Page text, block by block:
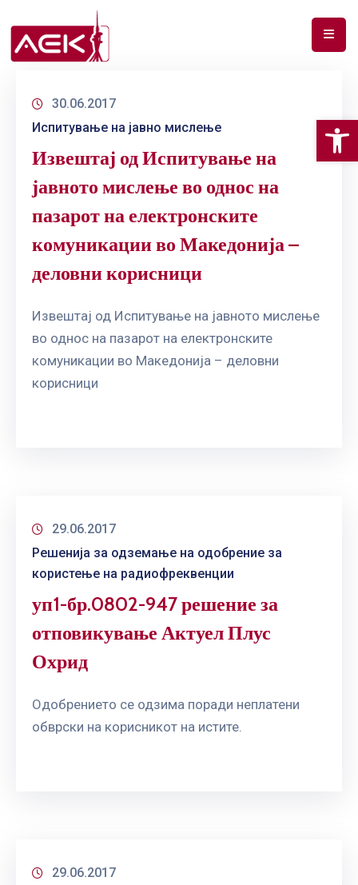
НАС
ДОКУМЕНТИ
СПЕКТАР
ТЕЛЕКОМУНИКАЦИИ
ГРИЖА
30.06.2017
Испитување на јавно мислење
Извештај од Испитување на
јавното мислење во однос на
пазарот на електронските
комуникации во Македонија –
деловни корисници
Извештај од Испитување на јавното мислење
во однос на пазарот на електронските
комуникации во Македонија – деловни
корисници
29.06.2017
Решенија за одземање на одобрение за
користење на радиофреквенции
уп1-бр.0802-947 решение за
отповикување Актуел Плус
Охрид
Одобрението се одзима поради неплатени
обврски на корисникот на истите.
29.06.2017